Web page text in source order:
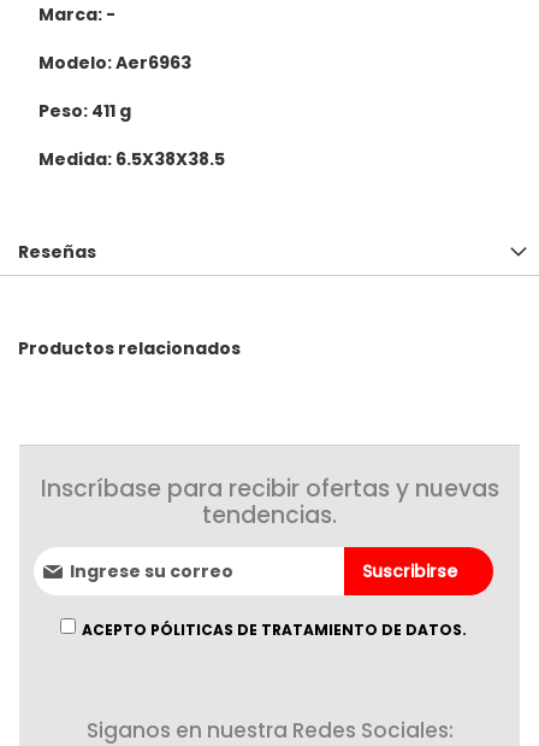
Marca: -
Modelo: Aer6963
Peso: 411 g
Medida: 6.5X38X38.5
Reseñas
Productos relacionados
Inscríbase para recibir ofertas y nuevas
tendencias.
Suscríbase
al
boletín
informativo:
Suscribirse
ACEPTO PÓLITICAS DE TRATAMIENTO DE DATOS.
Siganos en nuestra Redes Sociales: